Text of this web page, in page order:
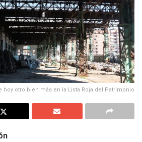
hoy otro bien más en la Lista Roja del Patrimonio